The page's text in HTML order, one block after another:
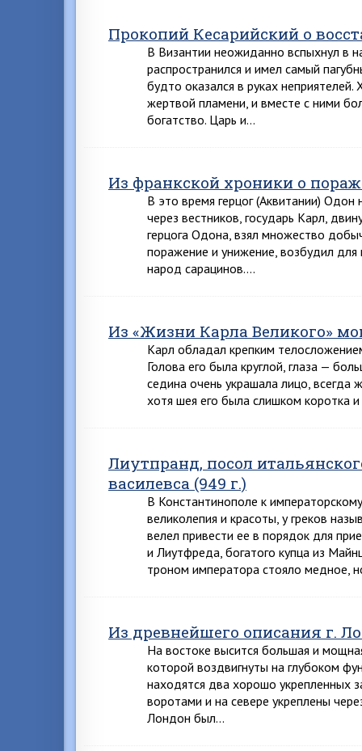
Прокопий Кесарийский о
В Византии неожиданно вспыхнул в
распространился и имел самый
будто оказался в руках
жертвой пламени, и вместе с ними
богатство. Царь и…
Из франкской хроники о
В это время герцог (Аквитании)
через вестников, государь Карл,
герцога Одона, взял множество
поражение и унижение, возбудил
народ сарацинов….
Из «Жизни Карла Великого»
Карл обладал крепким
Голова его была круглой, глаза —
седина очень украшала лицо, всегда
хотя шея его была слишком коротка
Лиутпранд, посол
василевса (949 г.)
В Константинополе к
великолепия и красоты, у греков
велел привести ее в порядок для
и Лиутфреда, богатого купца из
троном императора стояло медное,
Из древнейшего описания г.
На востоке высится большая и
которой воздвигнуты на глубоком
находятся два хорошо укрепленных
воротами и на севере укреплены
Лондон был…